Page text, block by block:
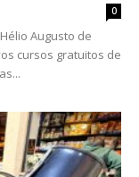
0
Augusto de
cursos gratuitos de